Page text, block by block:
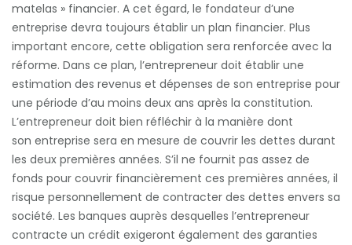
matelas » financier. A cet égard, le fondateur d’une
entreprise devra toujours établir un plan financier. Plus
important encore, cette obligation sera renforcée avec la
réforme. Dans ce plan, l’entrepreneur doit établir une
estimation des revenus et dépenses de son entreprise pour
une période d’au moins deux ans après la constitution.
L’entrepreneur doit bien réfléchir à la manière dont
son entreprise sera en mesure de couvrir les dettes durant
les deux premières années. S’il ne fournit pas assez de
fonds pour couvrir financièrement ces premières années, il
risque personnellement de contracter des dettes envers sa
société. Les banques auprès desquelles l’entrepreneur
contracte un crédit exigeront également des garanties